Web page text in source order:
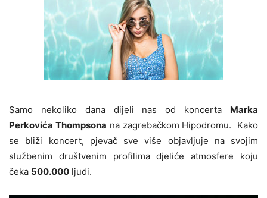
Samo nekoliko dana dijeli nas od koncerta Marka
Perkovića Thompsona na zagrebačkom Hipodromu. Kako
se bliži koncert, pjevač sve više objavljuje na svojim
službenim društvenim profilima djeliće atmosfere koju
čeka 500.000 ljudi.